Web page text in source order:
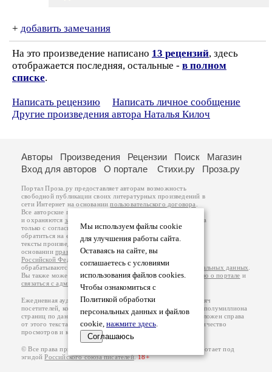
+ добавить замечания
На это произведение написано 13 рецензий, здесь
отображается последняя, остальные - в полном
списке.
Написать рецензию
Написать личное сообщение
Другие произведения автора Наталья Килоч
Мы используем файлы cookie
для улучшения работы сайта.
Оставаясь на сайте, вы
соглашаетесь с условиями
использования файлов cookies.
Чтобы ознакомиться с
Политикой обработки
персональных данных и файлов
cookie, нажмите здесь.
Соглашаюсь
Авторы Произведения Рецензии Поиск
Магазин
Вход для авторов
О портале Стихи.ру Проза.ру
Портал Проза.ру предоставляет авторам возможность
свободной публикации своих литературных произведений в
сети Интернет на основаниипользовательского договора
Все авторские права на произведения принадлежат авторам
и охраняются законом
. Перепечатка произведений возможна
только с согласия его автора, к которому вы можете
обратиться на его авторской странице. Ответственность за
тексты произведений авторы несут самостоятельно на
основанииправил публикацииизаконодательства
Российской Федерации
обрабатываются на основанииПолитики обработки персональных данных
Вы также можете посмотреть более подробнуюинформацию о портале и
связаться с администрацией
Ежедневная аудитория портала Проза.ру – порядка 100 тысяч
посетителей, которые в общей сумме просматривают более полумиллиона
страниц по данным счетчика посещаемости, который расположен справа
от этого текста. В каждой графе указано по две цифры: количество
просмотров и количество посетителей.
© Все права принадлежат авторам, 2000-2026. Портал работает под
эгидойРоссийского союза писателей.18+